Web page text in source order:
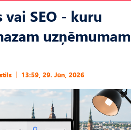
vai SEO - kuru
uzņēmumam
13:59, 29. Jūn, 2026